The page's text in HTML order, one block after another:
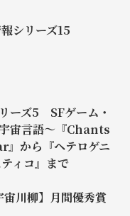
シリーズ15
ーズ5 SFゲーム・
宙言語〜『Chants
から『ヘテロゲニ
ィコ』まで
川柳】月間優秀賞